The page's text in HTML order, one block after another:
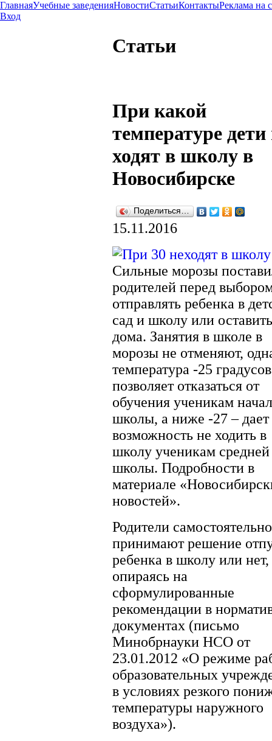
ГлавнаяУчебные заведенияНовостиСтатьиКонтактыРеклама на
Вход
Статьи
При какой
температуре дети
ходят в школу в
Новосибирске
Поделиться…
15.11.2016
Сильные морозы
родителей перед
отправлять ребенка в
сад и школу или оставить
дома. Занятия в школе в
морозы не отменяют,
температура -25 градусов
позволяет отказаться от
обучения ученикам
школы, а ниже -27 – дает
возможность не ходить в
школу ученикам средней
школы. Подробности в
материале
новостей».
Родители самостоятельно
принимают решение
ребенка в школу или нет,
опираясь на
сформулированные
рекомендации в
документах (письмо
Минобрнауки НСО от
23.01.2012 «О режиме
образовательных
в условиях резкого
температуры наружного
воздуха»).